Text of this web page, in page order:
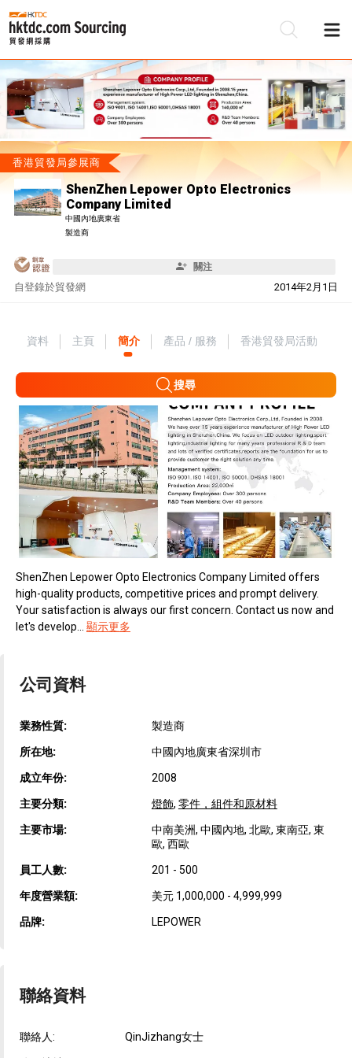
香港貿發局參展商
ShenZhen Lepower Opto Electronics
Company Limited
中國內地廣東省
製造商
關注
自 2014年2月1日
登錄於貿發網
資料 主頁 簡介 產品 / 服務 香港貿發局活動
搜尋
ShenZhen Lepower Opto Electronics Company Limited offers
high-quality products, competitive prices and prompt delivery.
Your satisfaction is always our first concern. Contact us now and
let's develop... 顯示更多
公司資料
業務性質: 製造商
所在地: 中國內地廣東省深圳市
成立年份: 2008
主要分類: 燈飾, 零件，組件和原材料
主要市場:
中南美洲, 中國內地, 北歐, 東南亞, 東
歐, 西歐
員工人數: 201 - 500
年度營業額: 美元 1,000,000 - 4,999,999
品牌: LEPOWER
聯絡資料
聯絡人: QinJizhang女士